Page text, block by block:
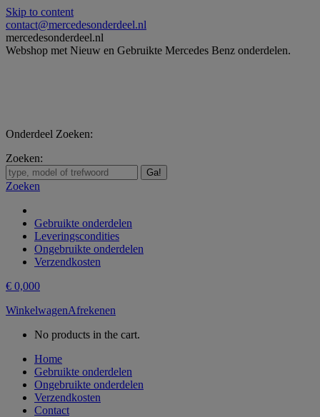
Skip to content
contact@mercedesonderdeel.nl
mercedesonderdeel.nl
Webshop met Nieuw en Gebruikte Mercedes Benz onderdelen.
Onderdeel Zoeken:
Zoeken:
Zoeken
Gebruikte onderdelen
Leveringscondities
Ongebruikte onderdelen
Verzendkosten
€ 0,000
WinkelwagenAfrekenen
No products in the cart.
Home
Gebruikte onderdelen
Ongebruikte onderdelen
Verzendkosten
Contact